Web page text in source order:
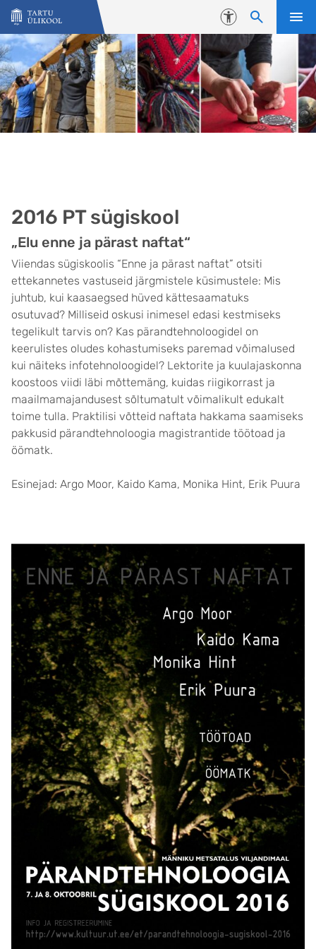
Liigu edasi põhisisu juurde
Juurdepääsetavus
2016 PT sügiskool
„Elu enne ja pärast naftat“
Viiendas sügiskoolis “Enne ja pärast naftat” otsiti
ettekannetes vastuseid järgmistele küsimustele: Mis
juhtub, kui kaasaegsed hüved kättesaamatuks
osutuvad? Milliseid oskusi inimesel edasi kestmiseks
tegelikult tarvis on? Kas pärandtehnoloogidel on
keerulistes oludes kohastumiseks paremad võimalused
kui näiteks infotehnoloogidel? Lektorite ja kuulajaskonna
koostoos viidi läbi mõttemäng, kuidas riigikorrast ja
maailmamajandusest sõltumatult võimalikult edukalt
toime tulla. Praktilisi võtteid naftata hakkama saamiseks
pakkusid pärandtehnoloogia magistrantide töötoad ja
öömatk.
Esinejad: Argo Moor, Kaido Kama, Monika Hint, Erik Puura